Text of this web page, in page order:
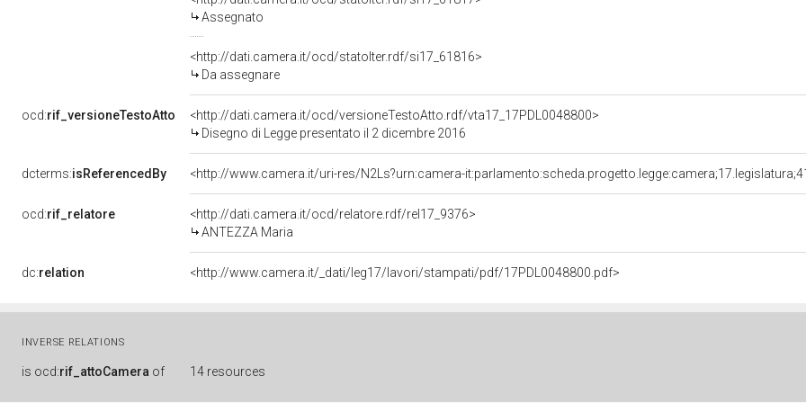
Assegnato
<http://dati.camera.it/ocd/statoIter.rdf/si17_61816>
Da assegnare
ocd:rif_versioneTestoAtto
<http://dati.camera.it/ocd/versioneTestoAtto.rdf/vta17_17PDL0048800>
Disegno di Legge presentato il 2 dicembre 2016
dcterms:isReferencedBy <http://www.camera.it/uri-res/N2Ls?urn:camera-
ocd:rif_relatore
<http://dati.camera.it/ocd/relatore.rdf/rel17_9376>
ANTEZZA Maria
dc:relation <http://www.camera.it/_dati/leg17/lavori/stampati/pdf/17PDL0048800.pdf>
INVERSE RELATIONS
is ocd:rif_attoCamera of 14 resources